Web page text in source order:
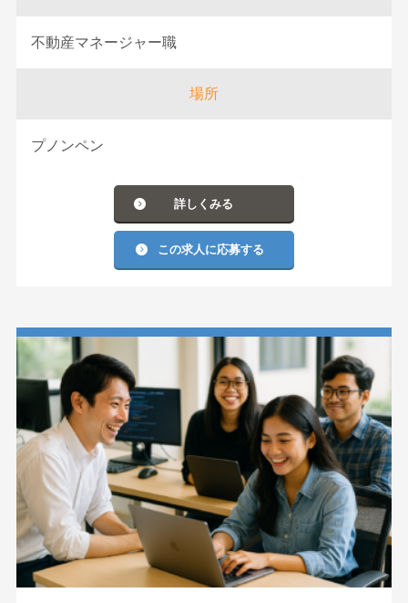
不動産マネージャー職
場所
プノンペン
詳しくみる
この求人に応募する